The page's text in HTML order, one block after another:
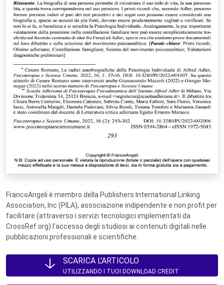
FrancoAngeli è membro della Publishers International Linking
Association, Inc (PILA), associazione indipendente e non profit per
facilitare (attraverso i servizi tecnologici implementati da
CrossRef.org) l’accesso degli studiosi ai contenuti digitali nelle
pubblicazioni professionali e scientifiche.
SCARICA L'ARTICOLO
UTILIZZANDO I TUOI DOWNLOAD CREDIT